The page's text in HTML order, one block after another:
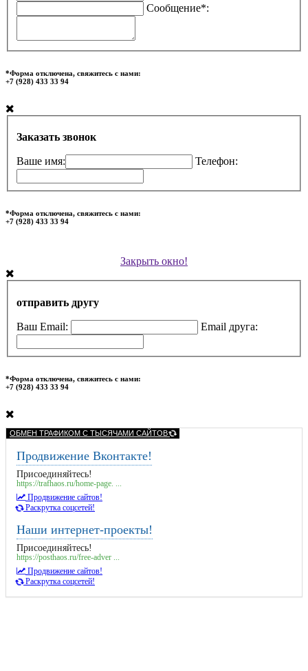
Сообщение*:
*Форма отключена, свяжитесь с нами:
+7 (928) 433 33 94
Заказать звонок
Ваше имя: Телефон:
*Форма отключена, свяжитесь с нами:
+7 (928) 433 33 94
Закрыть окно!
отправить другу
Ваш Email: Email друга:
*Форма отключена, свяжитесь с нами:
+7 (928) 433 33 94
ОБМЕН ТРАФИКОМ С ТЫСЯЧАМИ САЙТОВ
Продвижение Вконтакте!
Присоединяйтесь!
https://trafhaos.ru/home-page. ...
Продвижение сайтов!
Раскрутка соцсетей!
Наши интернет-проекты!
Присоединяйтесь!
https://posthaos.ru/free-adver ...
Продвижение сайтов!
Раскрутка соцсетей!